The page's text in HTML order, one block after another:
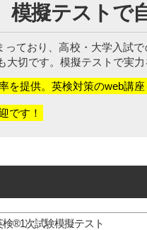
模擬テストで
ており、高校・大学入試
大切です。模擬テストで実
提供。英検対策のweb講座
です！
検®1次試験模擬テスト